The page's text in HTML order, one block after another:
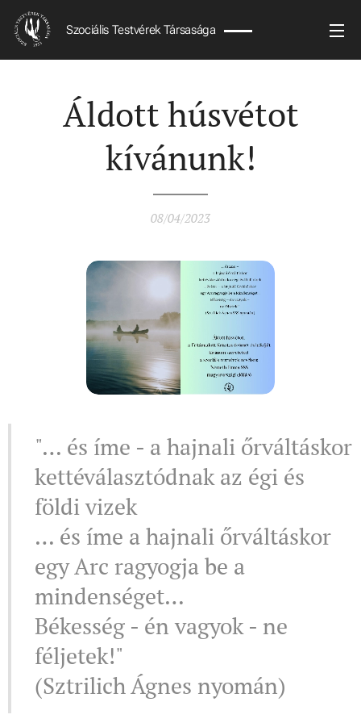
Szociális Testvérek Társasága
Áldott húsvétot
kívánunk!
08/04/2023
"… és íme - a hajnali őrváltáskor
kettéválasztódnak az égi és
földi vizek
… és íme a hajnali őrváltáskor
egy Arc ragyogja be a
mindenséget…
Békesség - én vagyok - ne
féljetek!"
(Sztrilich Ágnes nyomán)